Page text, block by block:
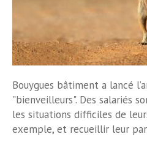
Bouygues bâtiment a lancé
"bienveilleurs". Des salariés
les situations difficiles de
exemple, et recueillir leur